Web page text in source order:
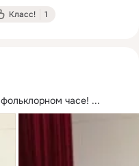
Класс! 1
часе! ...